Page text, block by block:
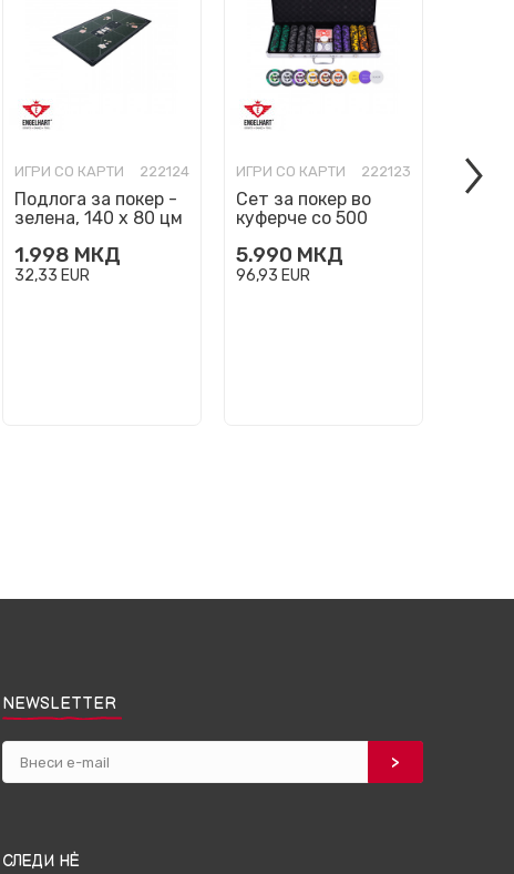
ИГРИ СО КАРТИ 222124
Подлога за покер -
зелена, 140 х 80 цм
1.998 МКД
32,33 EUR
ИГРИ СО КАРТИ 222123
Сет за покер во
куферче со 500
5.990 МКД
96,93 EUR
ИГРИ
Сет
NEWSLETTER
СЛЕДИ НЀ